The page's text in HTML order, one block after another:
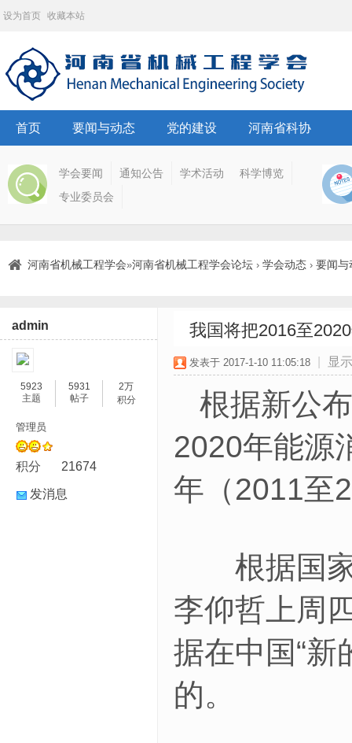
设为首页 收藏本站
首页 要闻与动态 党的建设 河南省科协
学会要闻 通知公告 学术活动
科学博览
专业委员会
河南省机械工程学会»河南省机械工程学会论坛 › 学会动态 › 要闻与
admin
5923
主题
5931
帖子
2万
积分
管理员
积分 21674
发消息
我国将把2016至
发表于 2017-1-10 11:05:18 显
根据新公
2020年能源
年（2011至
根据国家
李仰哲上周
据在中国“新
的。